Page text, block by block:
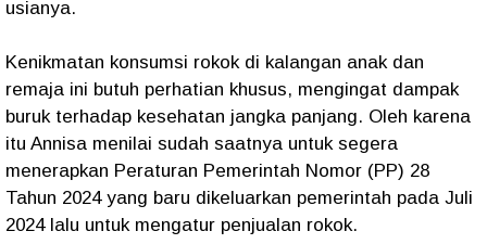
usianya.
Kenikmatan konsumsi rokok di kalangan anak dan
remaja ini butuh perhatian khusus, mengingat dampak
buruk terhadap kesehatan jangka panjang. Oleh karena
itu Annisa menilai sudah saatnya untuk segera
menerapkan Peraturan Pemerintah Nomor (PP) 28
Tahun 2024 yang baru dikeluarkan pemerintah pada Juli
2024 lalu untuk mengatur penjualan rokok.